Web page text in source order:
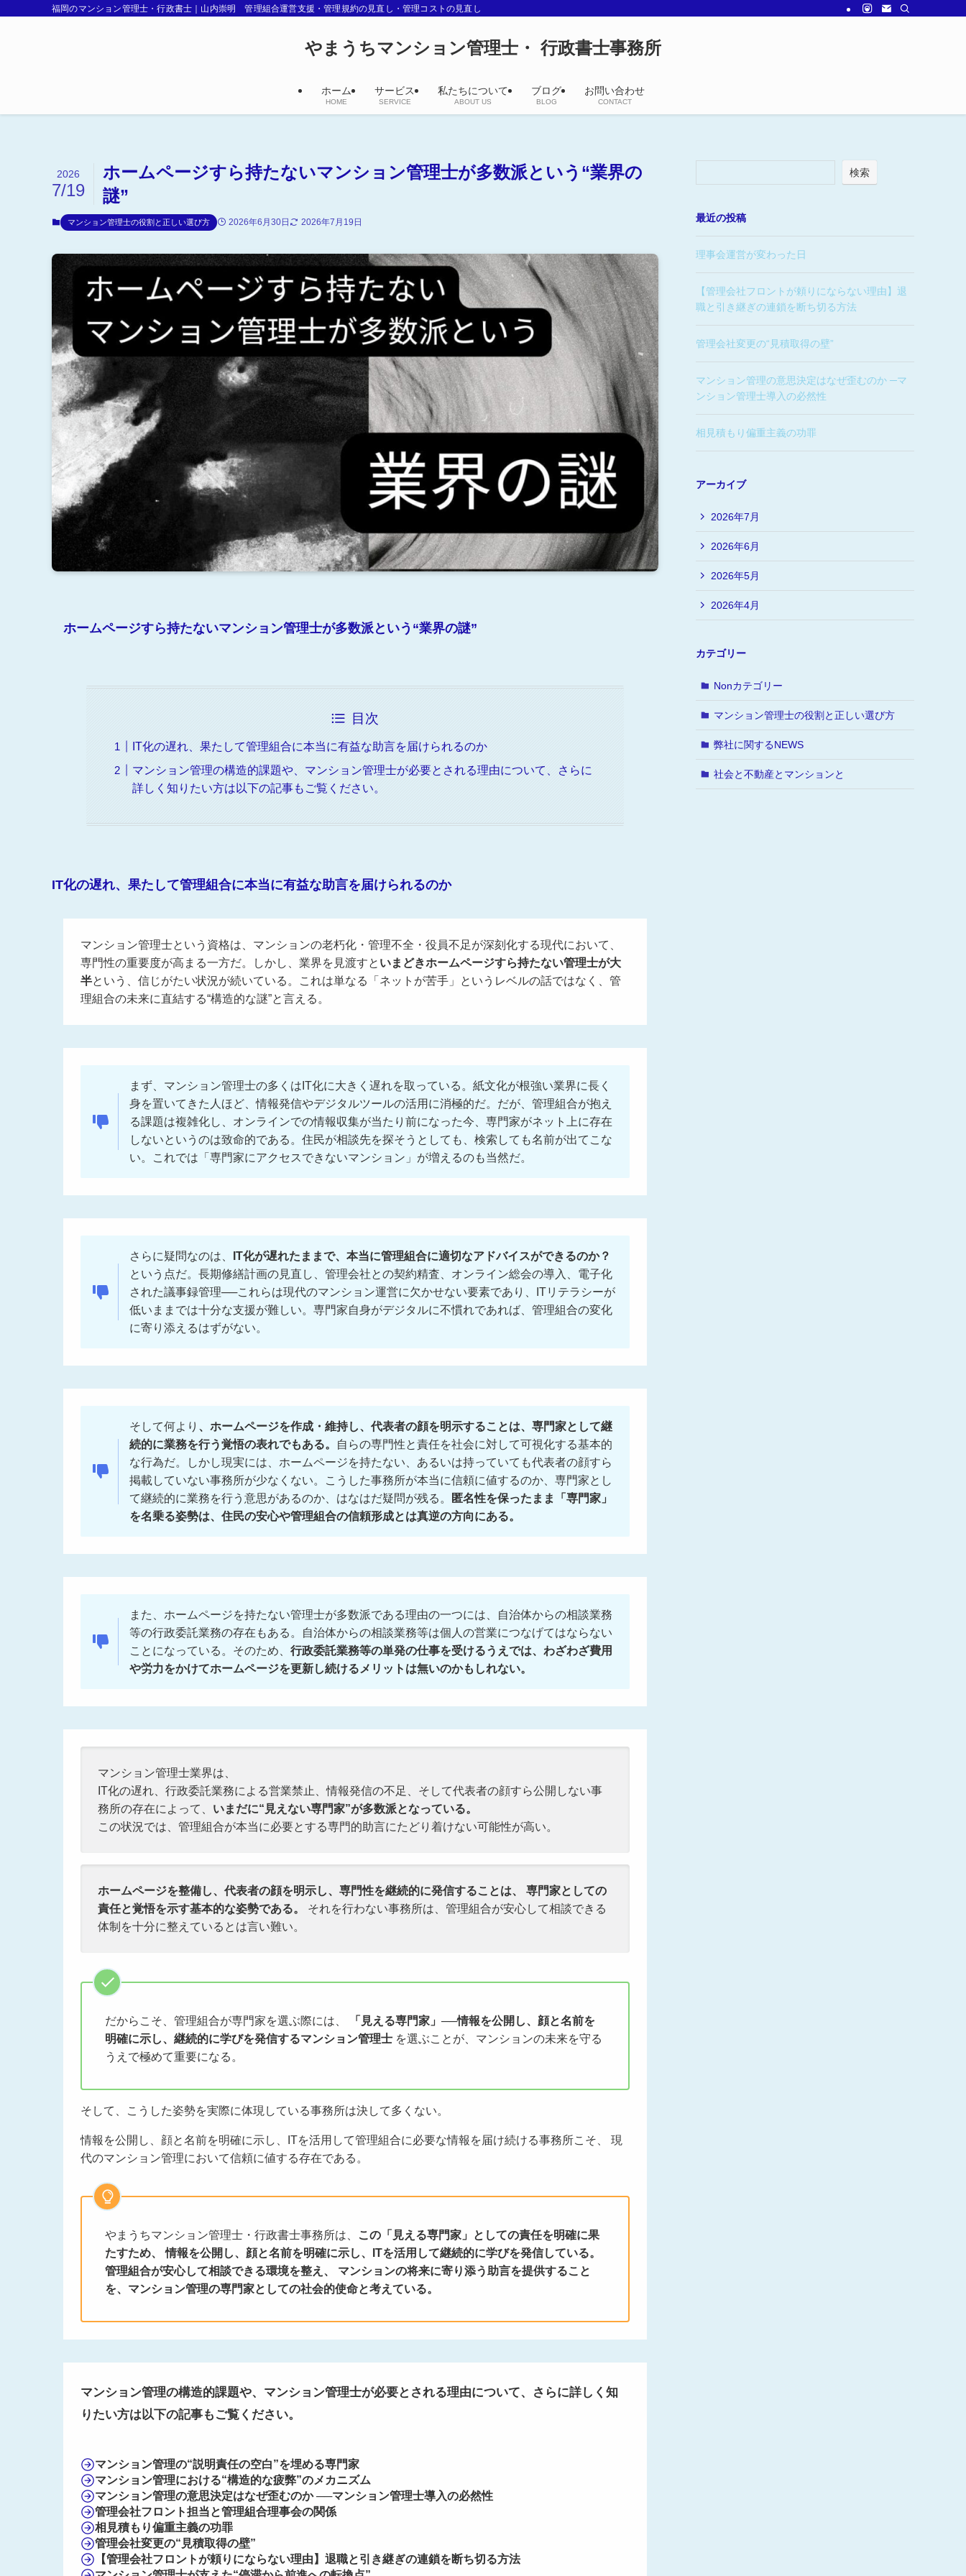
福岡のマンション管理士・行政書士｜山内崇明 管理組合運営支援・管理規約の見直し・管理コストの見直し
やまうちマンション管理士・ 行政書士事務所
ホーム
HOME
サービス
SERVICE
私たちについて
ABOUT US
ブログ
BLOG
お問い合わせ
CONTACT
ホームページすら持たないマンション管理士が多数派という“業界の
謎”
2026
7/19
マンション管理士の役割と正しい選び方 2026年6月30日 2026年7月19日
ホームページすら持たないマンション管理士が多数派という“業界の謎”
目次
IT化の遅れ、果たして管理組合に本当に有益な助言を届けられるのか
マンション管理の構造的課題や、マンション管理士が必要とされる理由について、さらに
詳しく知りたい方は以下の記事もご覧ください。
IT化の遅れ、果たして管理組合に本当に有益な助言を届けられるのか
マンション管理士という資格は、マンションの老朽化・管理不全・役員不足が深刻化する現代において、
専門性の重要度が高まる一方だ。しかし、業界を見渡すと いまどきホームページすら持たない管理士が大
半という、信じがたい状況が続いている。これは単なる「ネットが苦手」というレベルの話ではなく、管
理組合の未来に直結する“構造的な謎”と言える。
まず、マンション管理士の多くはIT化に大きく遅れを取っている。紙文化が根強い業界に長く
身を置いてきた人ほど、情報発信やデジタルツールの活用に消極的だ。だが、管理組合が抱え
る課題は複雑化し、オンラインでの情報収集が当たり前になった今、専門家がネット上に存在
しないというのは致命的である。住民が相談先を探そうとしても、検索しても名前が出てこな
い。これでは「専門家にアクセスできないマンション」が増えるのも当然だ。
さらに疑問なのは、
IT化が遅れたままで、本当に管理組合に適切なアドバイスができるのか？
という点だ。長期修繕計画の見直し、管理会社との契約精査、オンライン総会の導入、電子化
された議事録管理──これらは現代のマンション運営に欠かせない要素であり、ITリテラシーが
低いままでは十分な支援が難しい。専門家自身がデジタルに不慣れであれば、管理組合の変化
に寄り添えるはずがない。
そして何より 、ホームページを作成・維持し、代表者の顔を明示することは、専門家として継
続的に業務を行う覚悟の表れでもある。
自らの専門性と責任を社会に対して可視化する基本的
な行為だ。しかし現実には、ホームページを持たない、あるいは持っていても代表者の顔すら
掲載していない事務所が少なくない。こうした事務所が本当に信頼に値するのか、専門家とし
て継続的に業務を行う意思があるのか、はなはだ疑問が残る。
匿名性を保ったまま「専門家」
を名乗る姿勢は、住民の安心や管理組合の信頼形成とは真逆の方向にある。
また、ホームページを持たない管理士が多数派である理由の一つには、自治体からの相談業務
等の行政委託業務の存在もある。自治体からの相談業務等は個人の営業につなげてはならない
ことになっている。そのため、 行政委託業務等の単発の仕事を受けるうえでは、わざわざ費用
や労力をかけてホームページを更新し続けるメリットは無いのかもしれない。
マンション管理士業界は、
IT化の遅れ、行政委託業務による営業禁止、情報発信の不足、そして代表者の顔すら公開しない事
務所の存在によって、 いまだに“見えない専門家”が多数派となっている。
この状況では、管理組合が本当に必要とする専門的助言にたどり着けない可能性が高い。
ホームページを整備し、代表者の顔を明示し、専門性を継続的に発信することは、 専門家としての
責任と覚悟を示す基本的な姿勢である。
それを行わない事務所は、管理組合が安心して相談できる
体制を十分に整えているとは言い難い。
だからこそ、管理組合が専門家を選ぶ際には、 「見える専門家」──情報を公開し、顔と名前を
明確に示し、継続的に学びを発信するマンション管理士 を選ぶことが、マンションの未来を守る
うえで極めて重要になる。
そして、こうした姿勢を実際に体現している事務所は決して多くない。
情報を公開し、顔と名前を明確に示し、ITを活用して管理組合に必要な情報を届け続ける事務所こそ、 現
代のマンション管理において信頼に値する存在である。
やまうちマンション管理士・行政書士事務所は、
この「見える専門家」としての責任を明確に果
たすため、
情報を公開し、顔と名前を明確に示し、ITを活用して継続的に学びを発信している。
管理組合が安心して相談できる環境を整え、 マンションの将来に寄り添う助言を提供すること
を、マンション管理の専門家としての社会的使命と考えている。
マンション管理の構造的課題や、マンション管理士が必要とされる理由について、さらに詳しく知
りたい方は以下の記事もご覧ください。
マンション管理の“説明責任の空白”を埋める専門家
マンション管理における“構造的な疲弊”のメカニズム
マンション管理の意思決定はなぜ歪むのか ──マンション管理士導入の必然性
管理会社フロント担当と管理組合理事会の関係
相見積もり偏重主義の功罪
管理会社変更の“見積取得の壁”
【管理会社フロントが頼りにならない理由】退職と引き継ぎの連鎖を断ち切る方法
検索
最近の投稿
理事会運営が変わった日
【管理会社フロントが頼りにならない理由】退
職と引き継ぎの連鎖を断ち切る方法
管理会社変更の“見積取得の壁”
マンション管理の意思決定はなぜ歪むのか ─マ
ンション管理士導入の必然性
相見積もり偏重主義の功罪
アーカイブ
2026年7月
2026年6月
2026年5月
2026年4月
カテゴリー
Nonカテゴリー
マンション管理士の役割と正しい選び方
弊社に関するNEWS
社会と不動産とマンションと